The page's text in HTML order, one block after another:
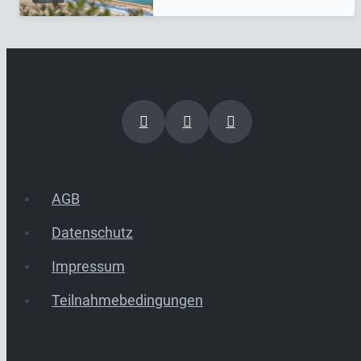
AGB
Datenschutz
Impressum
Teilnahmebedingungen